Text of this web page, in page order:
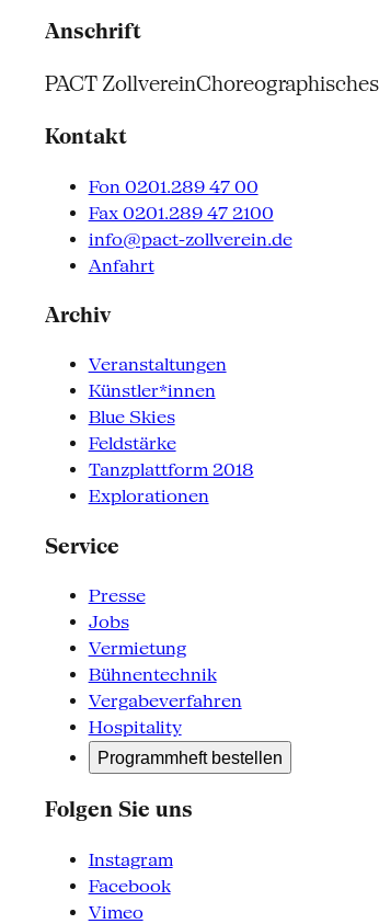
Anschrift
PACT Zollverein
Kontakt
Fon 0201.289 47 00
Fax 0201.289 47 2100
info@pact-zollverein.de
Anfahrt
Archiv
Veranstaltungen
Künstler*innen
Blue Skies
Feldstärke
Tanzplattform 2018
Explorationen
Service
Presse
Jobs
Vermietung
Bühnentechnik
Vergabeverfahren
Hospitality
Programmheft bestellen
Folgen Sie uns
Instagram
Facebook
Vimeo